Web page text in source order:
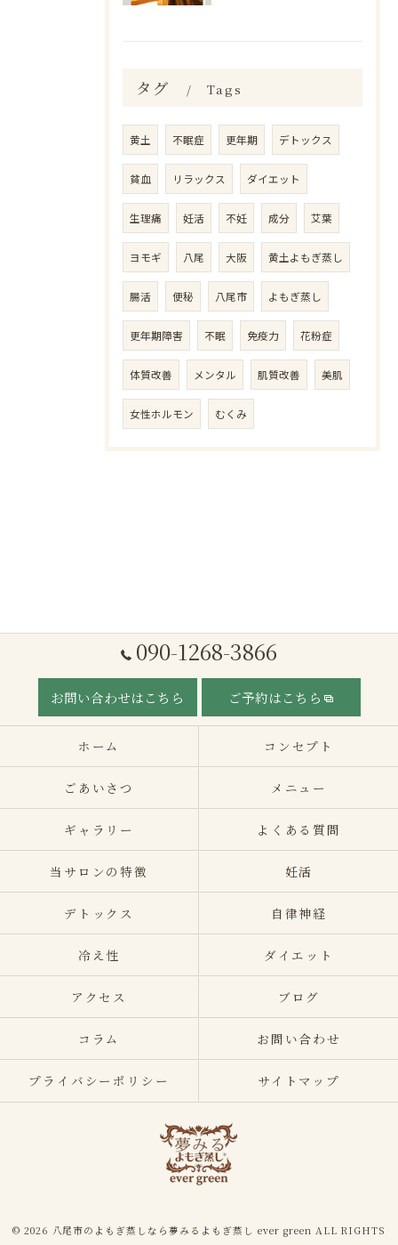
タグ Tags
黄土 不眠症 更年期 デトックス
貧血 リラックス ダイエット
生理痛 妊活 不妊 成分 艾葉
ヨモギ 八尾 大阪 黄土よもぎ蒸し
腸活 便秘 八尾市 よもぎ蒸し
更年期障害 不眠 免疫力 花粉症
体質改善 メンタル 肌質改善 美肌
女性ホルモン むくみ
090-1268-3866
お問い合わせはこちら ご予約はこちら
ホーム コンセプト
ごあいさつ メニュー
ギャラリー よくある質問
当サロンの特徴 妊活
デトックス 自律神経
冷え性 ダイエット
アクセス ブログ
コラム お問い合わせ
プライバシーポリシー サイトマップ
© 2026 八尾市のよもぎ蒸しなら夢みるよもぎ蒸し ever green ALL RIGHTS